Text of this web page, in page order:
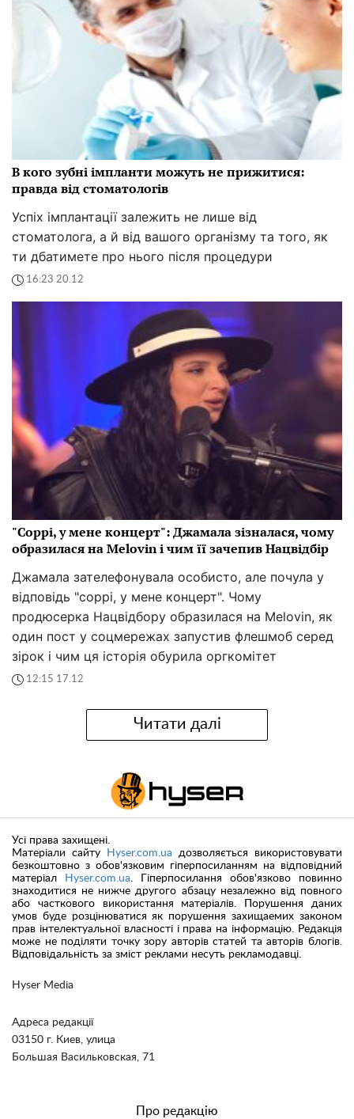
В кого зубні імпланти можуть не прижитися:
правда від стоматологів
Успіх імплантації залежить не лише від
стоматолога, а й від вашого організму та того, як
ти дбатимете про нього після процедури
16:23 20.12
"Соррі, у мене концерт": Джамала зізналася, чому
образилася на Melovin і чим її зачепив Нацвідбір
Джамала зателефонувала особисто, але почула у
відповідь "соррі, у мене концерт". Чому
продюсерка Нацвідбору образилася на Melovin, як
один пост у соцмережах запустив флешмоб серед
зірок і чим ця історія обурила оргкомітет
12:15 17.12
Читати далі
Hyser Media
Адреса редакції
03150 г. Киев, улица
Большая Васильковская, 71
Усі права захищені.
Матеріали сайту
Hyser.com.ua дозволяється використовувати
безкоштовно з обов'язковим гіперпосиланням на відповідний
матеріал
Hyser.com.ua . Гіперпосилання обов'язково повинно
знаходитися не нижче другого абзацу незалежно від повного
або часткового використання матеріалів. Порушення даних
умов буде розцінюватися як порушення захищаемих законом
прав інтелектуальної власності і права на інформацію. Редакція
може не поділяти точку зору авторів статей та авторів блогів.
Відповідальність за зміст реклами несуть рекламодавці.
Про редакцію